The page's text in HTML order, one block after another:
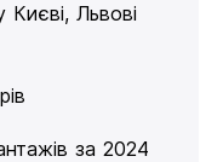
Києві, Львові
за 2024